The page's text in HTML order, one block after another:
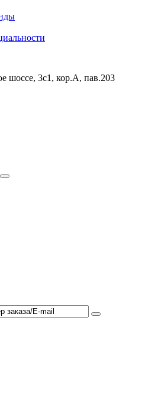
шоссе, 3с1, кор.А, пав.203